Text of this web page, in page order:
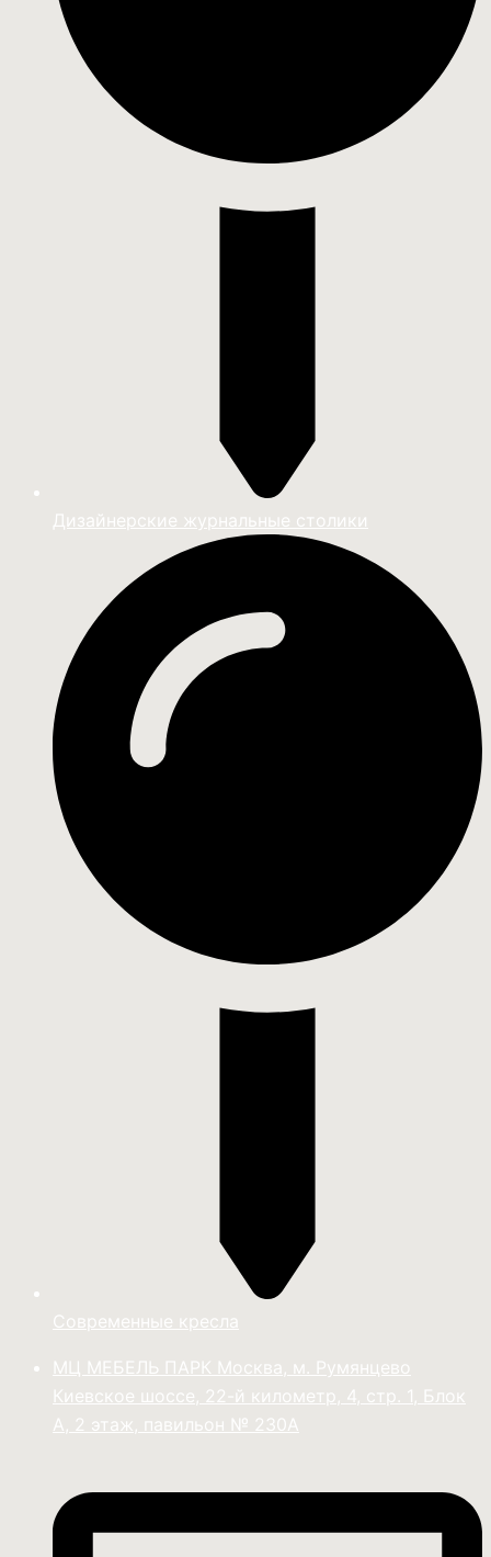
Дизайнерские журнальные столики
Современные кресла
МЦ МЕБЕЛЬ ПАРК Москва, м. Румянцево
Киевское шоссе, 22-й километр, 4, стр. 1, Блок
А, 2 этаж, павильон № 230А